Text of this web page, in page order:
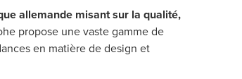
allemande misant sur la qualité,
propose une vaste gamme de
en matière de design et